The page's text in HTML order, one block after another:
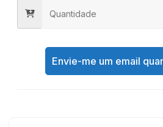
Envie-me um email